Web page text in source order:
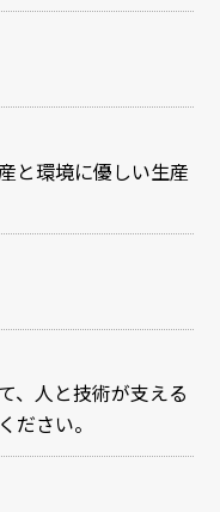
と環境に優しい生産
、人と技術が支える
ださい。